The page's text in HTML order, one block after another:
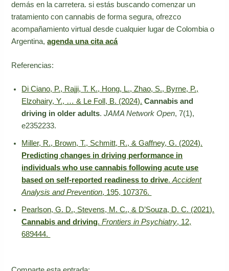
demás en la carretera. si estás buscando comenzar un
tratamiento con cannabis de forma segura, ofrezco
acompañamiento virtual desde cualquier lugar de Colombia o
Argentina,agenda una cita acá
Referencias:
Di Ciano, P., Rajji, T. K., Hong, L., Zhao, S., Byrne, P.,
Elzohairy, Y., … & Le Foll, B. (2024). Cannabis and
driving in older adults.JAMA Network Open, 7(1),
e2352233.
Miller, R., Brown, T., Schmitt, R., & Gaffney, G. (2024).
Predicting changes in driving performance in
individuals who use cannabis following acute use
based on self-reported readiness to drive.Accident
Analysis and Prevention, 195, 107376.
Pearlson, G. D., Stevens, M. C., & D’Souza, D. C. (2021).
Cannabis and driving.Frontiers in Psychiatry, 12,
689444.